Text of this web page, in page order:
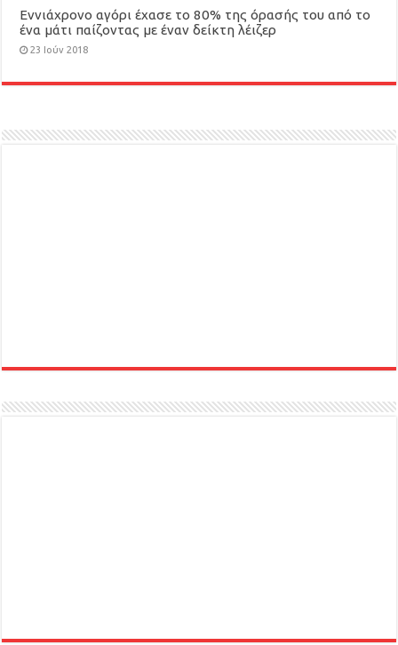
Εννιάχρονο αγόρι έχασε το 80% της όρασής του από το
ένα μάτι παίζοντας με έναν δείκτη λέιζερ
23 Ιούν 2018